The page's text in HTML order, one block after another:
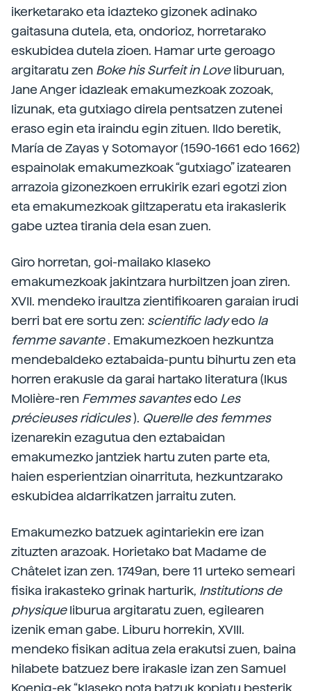
ikerketarako eta idazteko gizonek adinako
gaitasuna dutela, eta, ondorioz, horretarako
eskubidea dutela zioen. Hamar urte geroago
argitaratu zen Boke his Surfeit in Loveliburuan,
Jane Anger idazleak emakumezkoak zozoak,
lizunak, eta gutxiago direla pentsatzen zutenei
eraso egin eta iraindu egin zituen. Ildo beretik,
María de Zayas y Sotomayor (1590-1661 edo 1662)
espainolak emakumezkoak “gutxiago” izatearen
arrazoia gizonezkoen errukirik ezari egotzi zion
eta emakumezkoak giltzaperatu eta irakaslerik
gabe uztea tirania dela esan zuen.
Giro horretan, goi-mailako klaseko
emakumezkoak jakintzara hurbiltzen joan ziren.
XVII. mendeko iraultza zientifikoaren garaian irudi
berri bat ere sortu zen: scientific ladyedo la
femme savante. Emakumezkoen hezkuntza
mendebaldeko eztabaida-puntu bihurtu zen eta
horren erakusle da garai hartako literatura (Ikus
Molière-ren Femmes savantesedo Les
précieuses ridicules). Querelle des femmes
izenarekin ezagutua den eztabaidan
emakumezko jantziek hartu zuten parte eta,
haien esperientzian oinarrituta, hezkuntzarako
eskubidea aldarrikatzen jarraitu zuten.
Emakumezko batzuek agintariekin ere izan
zituzten arazoak. Horietako bat Madame de
Châtelet izan zen. 1749an, bere 11 urteko semeari
fisika irakasteko grinak harturik, Institutions de
physiqueliburua argitaratu zuen, egilearen
izenik eman gabe. Liburu horrekin, XVIII.
mendeko fisikan aditua zela erakutsi zuen, baina
hilabete batzuez bere irakasle izan zen Samuel
Koenig-ek “klaseko nota batzuk kopiatu besterik